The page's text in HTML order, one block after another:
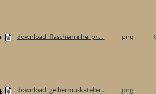
download_flaschenreihe_pri... png
download_gelbermuskateller... png